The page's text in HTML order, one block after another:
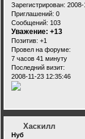
Зарегистрирован:
Приглашений: 0
Сообщений: 103
Уважение: +13
Позитив: +1
Провел на форуме:
7 часов 41 минуту
Последний визит:
2008-11-23 12:35:46
Хаскилл
Нуб